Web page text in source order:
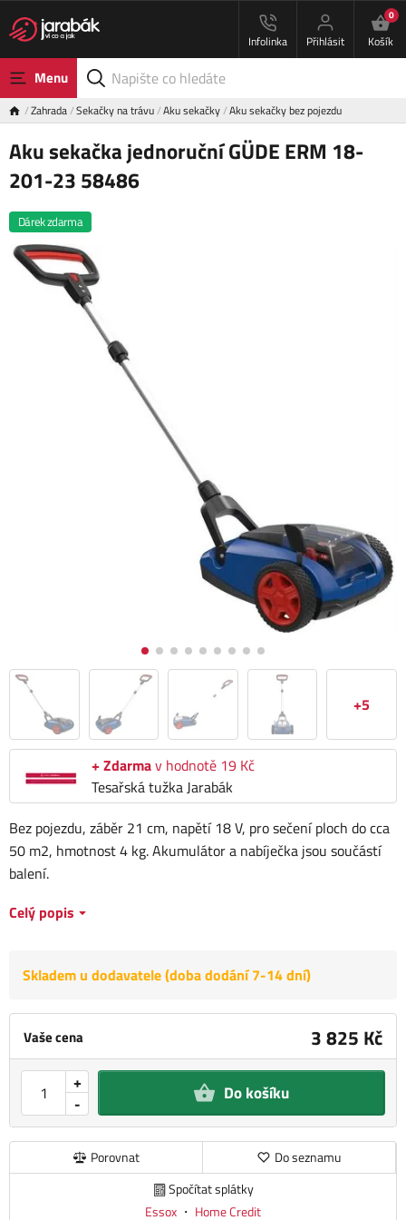
Infolinka Přihlásit
0
Košík
Menu
Zahrada Sekačky na trávu Aku sekačky Aku sekačky bez pojezdu
Aku sekačka jednoruční GÜDE ERM 18-
201-23 58486
Dárek zdarma
+5
+ Zdarmav hodnotě 19 Kč
Tesařská tužka Jarabák
Vaše cena 3 825 Kč
-
+ Do košíku
Porovnat
Do seznamu
Spočítat splátky
Essox ・ Home Credit
Bez pojezdu, záběr 21 cm, napětí 18 V, pro sečení ploch do cca
50 m2, hmotnost 4 kg. Akumulátor a nabíječka jsou součástí
balení.
Celý popis
Skladem u dodavatele (doba dodání 7-14 dní)